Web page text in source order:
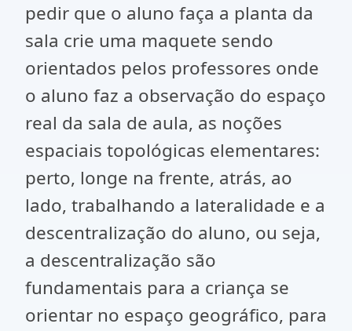
pedir que o aluno faça a planta da
sala crie uma maquete sendo
orientados pelos professores onde
o aluno faz a observação do espaço
real da sala de aula, as noções
espaciais topológicas elementares:
perto, longe na frente, atrás, ao
lado, trabalhando a lateralidade e a
descentralização do aluno, ou seja,
a descentralização são
fundamentais para a criança se
orientar no espaço geográfico, para